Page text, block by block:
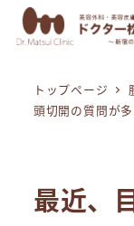
イ
トップページ
頭切開の質問が多
最近、